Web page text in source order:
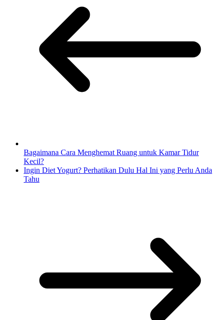
Bagaimana Cara Menghemat Ruang untuk Kamar Tidur
Kecil?
Ingin Diet Yogurt? Perhatikan Dulu Hal Ini yang Perlu Anda
Tahu